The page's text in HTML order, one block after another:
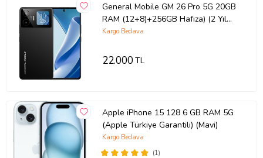
General Mobile GM 26 Pro 5G 20GB
RAM (12+8)+256GB Hafıza) (2 Yıl
Türkiye Garantili) Deep Space
Kargo Bedava
22.000TL
Apple iPhone 15 128 6 GB RAM 5G
(Apple Türkiye Garantili) (Mavi)
(1)
Kargo Bedava